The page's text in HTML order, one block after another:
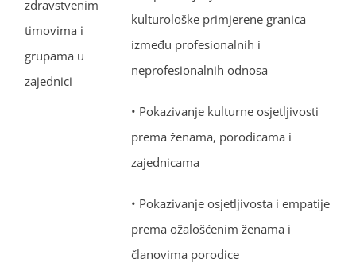
zdravstvenim
timovima i
grupama u
zajednici
kulturološke primjerene granica
između profesionalnih i
neprofesionalnih odnosa
• Pokazivanje kulturne osjetljivosti
prema ženama, porodicama i
zajednicama
• Pokazivanje osjetljivosta i empatije
prema ožalošćenim ženama i
članovima porodice